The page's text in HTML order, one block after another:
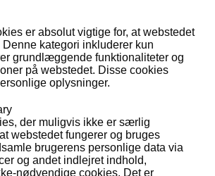
er absolut vigtige for, at webstedet
Denne kategori inkluderer kun
grundlæggende funktionaliteter og
på webstedet. Disse cookies
oplysninger.
der muligvis ikke er særlig
webstedet fungerer og bruges
brugerens personlige data via
og andet indlejret indhold,
nødvendige cookies. Det er